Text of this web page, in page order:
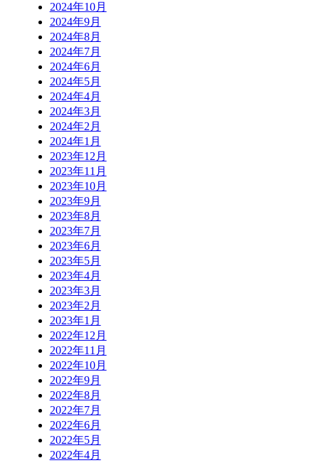
2024年10月
2024年9月
2024年8月
2024年7月
2024年6月
2024年5月
2024年4月
2024年3月
2024年2月
2024年1月
2023年12月
2023年11月
2023年10月
2023年9月
2023年8月
2023年7月
2023年6月
2023年5月
2023年4月
2023年3月
2023年2月
2023年1月
2022年12月
2022年11月
2022年10月
2022年9月
2022年8月
2022年7月
2022年6月
2022年5月
2022年4月